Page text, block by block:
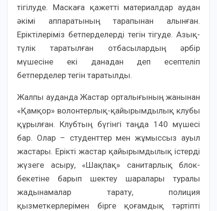
тігілуде. Маскаға қажетті материалдар аудан
әкімі аппаратының тарапынан алынған.
Еріктілеріміз бетперделерді тегін тігуде. Азық-
түлік таратылған отбасылардың әрбір
мүшесіне екі данадан деп есептеліп
бетперделер тегін таратылды.
Жалпы ауданда Жастар орталығының жанынан
«Қамқор» волонтерлық-қайырымдылық клубы
құрылған. Клубтың бүгінгі таңда 140 мүшесі
бар. Олар – студенттер мен жұмыссыз ауыл
жастары. Ерікті жастар қайырымдылық істерді
жүзеге асыру, «Шақпақ» санитарлық блок-
бекетіне барып шектеу шаралары туралы
жадынамалар тарату, полиция
қызметкерлерімен бірге қоғамдық тәртіпті